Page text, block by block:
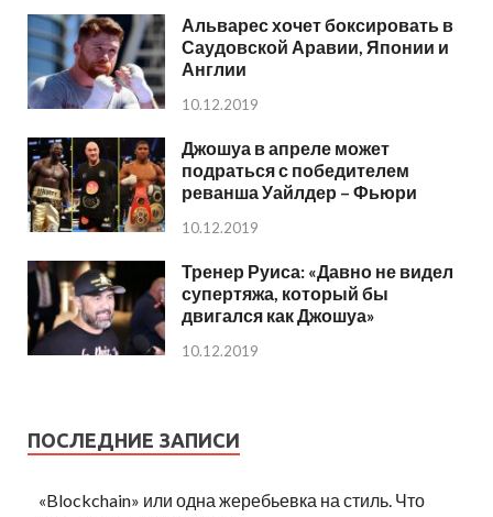
Альварес хочет боксировать в
Саудовской Аравии, Японии и
Англии
10.12.2019
Джошуа в апреле может
подраться с победителем
реванша Уайлдер – Фьюри
10.12.2019
Тренер Руиса: «Давно не видел
супертяжа, который бы
двигался как Джошуа»
10.12.2019
ПОСЛЕДНИЕ ЗАПИСИ
«Blockchain» или одна жеребьевка на стиль. Что